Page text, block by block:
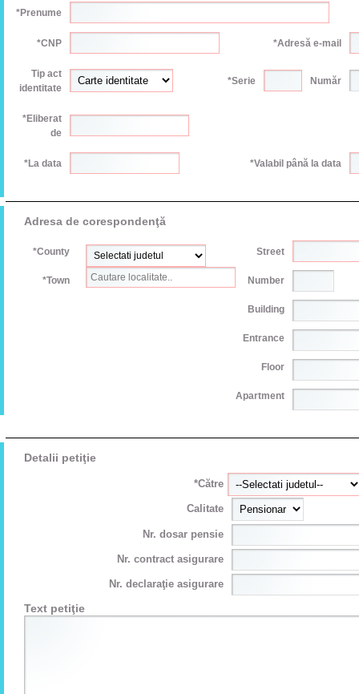
*Prenume
*CNP *Adresă e-mail
Tip act
identitate
*Serie Număr
*Eliberat
de
*La data *Valabil până la data
Adresa de corespondenţă
*County
*Town
Street
Number
Building
Entrance
Floor
Apartment
Detalii petiţie
*Către
Calitate
Nr. dosar pensie
Nr. contract asigurare
Nr. declaraţie asigurare
Text petiţie